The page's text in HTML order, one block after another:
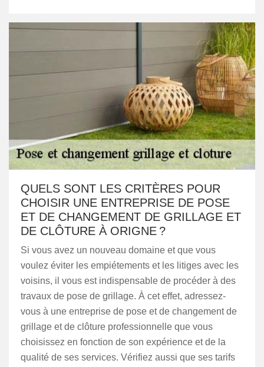
QUELS SONT LES CRITÈRES POUR
CHOISIR UNE ENTREPRISE DE POSE
ET DE CHANGEMENT DE GRILLAGE ET
DE CLÔTURE À ORIGNE ?
Si vous avez un nouveau domaine et que vous
voulez éviter les empiétements et les litiges avec les
voisins, il vous est indispensable de procéder à des
travaux de pose de grillage. À cet effet, adressez-
vous à une entreprise de pose et de changement de
grillage et de clôture professionnelle que vous
choisissez en fonction de son expérience et de la
qualité de ses services. Vérifiez aussi que ses tarifs